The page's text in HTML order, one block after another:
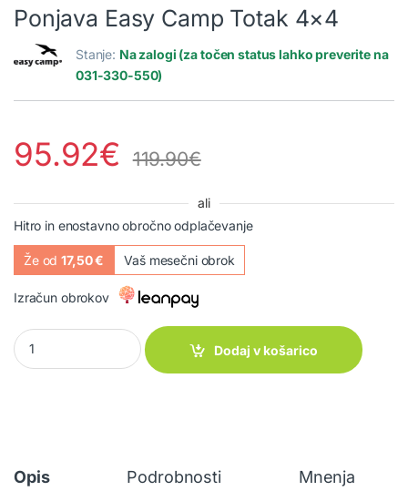
Ponjava Easy Camp Totak 4×4
Stanje: Na zalogi (za točen status lahko preverite na
031-330-550)
95.92€ 119.90€
ali
Hitro in enostavno obročno odplačevanje
Že od17,50 € Vaš mesečni obrok
Izračun obrokov
Ponjava Easy Camp Totak 4x4 quantity
Dodaj v košarico
Opis Podrobnosti Mnenja